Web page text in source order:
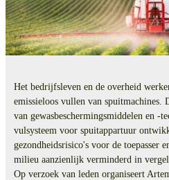
Het bedrijfsleven en de overheid
emissieloos vullen van
van gewasbeschermingsmiddelen en -
vulsysteem voor spuitappartuur
gezondheidsrisico's voor de toepasser
milieu aanzienlijk verminderd in
Op verzoek van leden organiseert